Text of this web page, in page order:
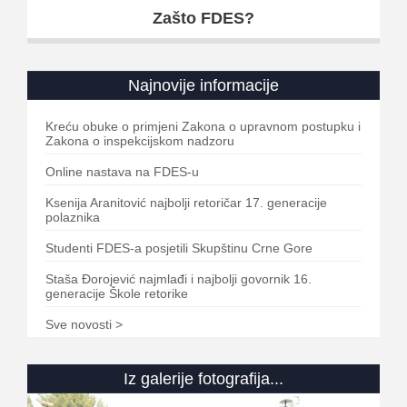
Zašto FDES?
Najnovije informacije
Kreću obuke o primjeni Zakona o upravnom postupku i
Zakona o inspekcijskom nadzoru
Online nastava na FDES-u
Ksenija Aranitović najbolji retoričar 17. generacije
polaznika
Studenti FDES-a posjetili Skupštinu Crne Gore
Staša Đorojević najmlađi i najbolji govornik 16.
generacije Škole retorike
Sve novosti >
Iz galerije fotografija...